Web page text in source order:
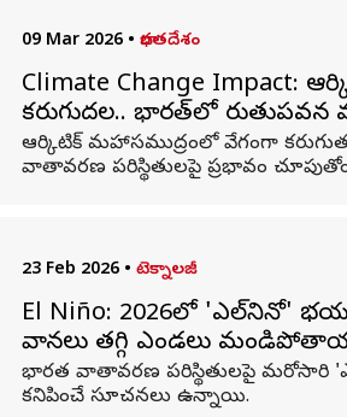
09 Mar 2026 • భారతదేశం
Climate Change Impact:
కరుగుదల.. భారత్‌లో రుతుపవన
ఆర్కిటిక్‌ మహాసముద్రంలో వేగంగా
వాతావరణ పరిస్థితులపై ప్రభావం
23 Feb 2026 • టెక్నాలజీ
El Niño: 2026లో 'ఎల్‌నినో'
వానలు తగ్గి ఎండలు
భారత వాతావరణ పరిస్థితులపై మరోసారి
కనిపించే సూచనలు ఉన్నాయి.